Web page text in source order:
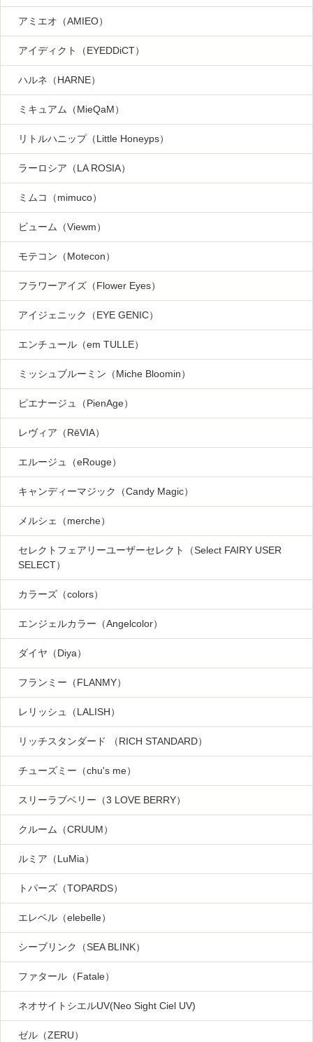
アミエオ（AMIEO）
アイディクト（EYEDDiCT）
ハルネ（HARNE）
ミキュアム（MieQaM）
リトルハニップ（Little Honeyps）
ラーロシア（LA ROSIA）
ミムコ（mimuco）
ビューム（Viewm）
モテコン（Motecon）
フラワーアイズ（Flower Eyes）
アイジェニック（EYE GENIC）
エンチュール（em TULLE）
ミッシュブルーミン（Miche Bloomin）
ピエナージュ（PienAge）
レヴィア（RēVIA）
エルージュ（eRouge）
キャンディーマジック（Candy Magic）
メルシェ（merche）
セレクトフェアリーユーザーセレクト（Select FAIRY USER
SELECT）
カラーズ（colors）
エンジェルカラー（Angelcolor）
ダイヤ（Diya）
フランミー（FLANMY）
レリッシュ（LALISH）
リッチスタンダード （RICH STANDARD）
チューズミー（chu's me）
スリーラブベリー（3 LOVE BERRY）
クルーム（CRUUM）
ルミア（LuMia）
トパーズ（TOPARDS）
エレベル（elebelle）
シーブリンク（SEA BLINK）
ファタール（Fatale）
ネオサイトシエルUV(Neo Sight Ciel UV)
ゼル（ZERU）